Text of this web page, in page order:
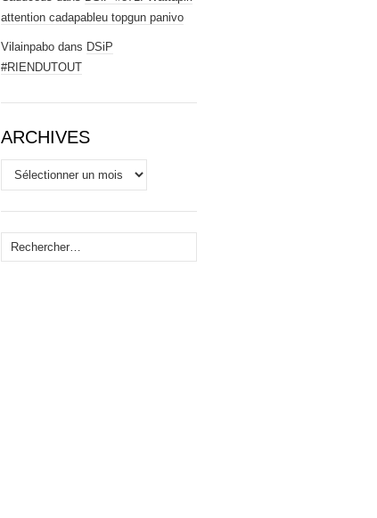
attention cadapableu topgun panivo
Vilainpabo dans DSiP
#RIENDUTOUT
ARCHIVES
Archives
Rechercher :